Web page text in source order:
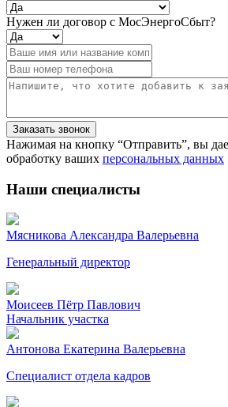
Нужен ли договор с МосЭнергоСбыт?
Нажимая на кнопку “Отправить”, вы
обработку ваших персональных данных
Наши специалисты
Мясникова Александра Валерьевна
Генеральный директор
Моисеев Пётр Павлович
Начальник участка
Антонова Екатерина Валерьевна
Специалист отдела кадров